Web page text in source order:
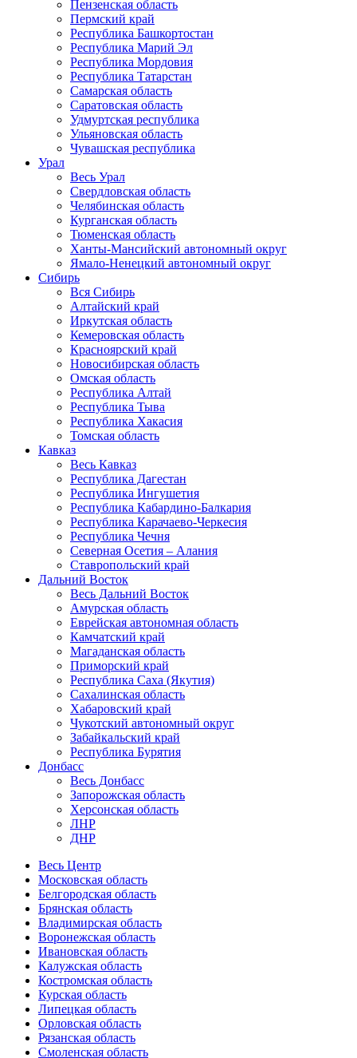
Пензенская область
Пермский край
Республика Башкортостан
Республика Марий Эл
Республика Мордовия
Республика Татарстан
Самарская область
Саратовская область
Удмуртская республика
Ульяновская область
Чувашская республика
Урал
Весь Урал
Свердловская область
Челябинская область
Курганская область
Тюменская область
Ханты-Мансийский автономный округ
Ямало-Ненецкий автономный округ
Сибирь
Вся Сибирь
Алтайский край
Иркутская область
Кемеровская область
Красноярский край
Новосибирская область
Омская область
Республика Алтай
Республика Тыва
Республика Хакасия
Томская область
Кавказ
Весь Кавказ
Республика Дагестан
Республика Ингушетия
Республика Кабардино-Балкария
Республика Карачаево-Черкесия
Республика Чечня
Северная Осетия – Алания
Ставропольский край
Дальний Восток
Весь Дальний Восток
Амурская область
Еврейская автономная область
Камчатский край
Магаданская область
Приморский край
Республика Саха (Якутия)
Сахалинская область
Хабаровский край
Чукотский автономный округ
Забайкальский край
Республика Бурятия
Донбасс
Весь Донбасс
Запорожская область
Херсонская область
ЛНР
ДНР
Весь Центр
Московская область
Белгородская область
Брянская область
Владимирская область
Воронежская область
Ивановская область
Калужская область
Костромская область
Курская область
Липецкая область
Орловская область
Рязанская область
Смоленская область